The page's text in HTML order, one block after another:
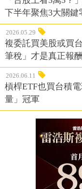
下半年聚焦3大關鍵
2026.05.29
複委託買美股或買
筆稅」才是真正報酬
2026.06.11
槓桿ETF也買台積
量」冠軍